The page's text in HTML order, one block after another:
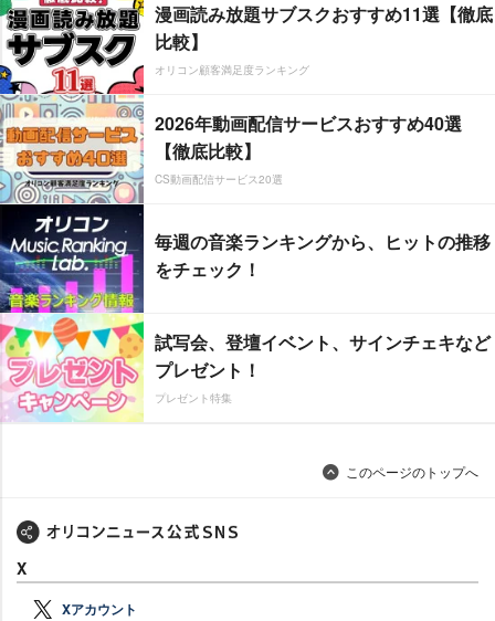
漫画読み放題サブスクおすすめ11選【徹底
比較】
オリコン顧客満足度ランキング
2026年動画配信サービスおすすめ40選
【徹底比較】
CS動画配信サービス20選
毎週の音楽ランキングから、ヒットの推移
をチェック！
試写会、登壇イベント、サインチェキなど
プレゼント！
プレゼント特集
このページのトップへ
X
Xアカウント